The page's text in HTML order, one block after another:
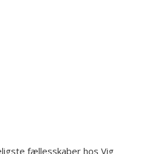
fællesskaber hos Vig